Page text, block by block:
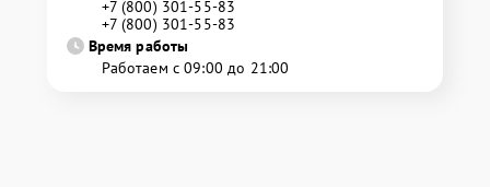
+7 (800) 301-55-83
+7 (800) 301-55-83
Время работы
Работаем с 09:00 до 21:00